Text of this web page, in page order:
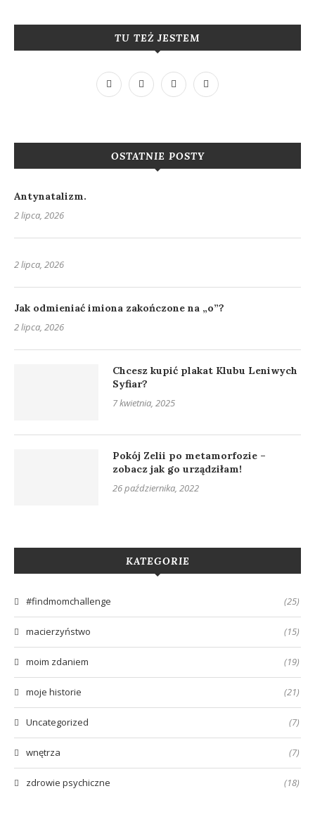
TU TEŻ JESTEM
OSTATNIE POSTY
Antynatalizm.
2 lipca, 2026
2 lipca, 2026
Jak odmieniać imiona zakończone na „o”?
2 lipca, 2026
Chcesz kupić plakat Klubu Leniwych
Syfiar?
7 kwietnia, 2025
Pokój Zelii po metamorfozie –
zobacz jak go urządziłam!
26 października, 2022
KATEGORIE
#findmomchallenge (25)
macierzyństwo (15)
moim zdaniem (19)
moje historie (21)
Uncategorized (7)
wnętrza (7)
zdrowie psychiczne (18)